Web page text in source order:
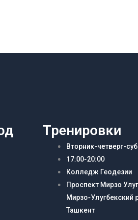
Тренировки
Вторник-четверг-
17:00-20:00
Колледж Геодезии
Проспект Мирзо
Мирзо-Улугбекский
Ташкент